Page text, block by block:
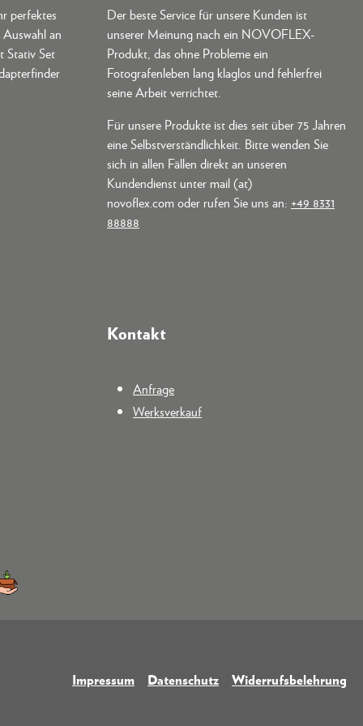
perfektes
an
Stativ Set
Der beste Service für unsere Kunden ist
unserer Meinung nach ein NOVOFLEX-
Produkt, das ohne Probleme ein
Fotografenleben lang klaglos und fehlerfrei
seine Arbeit verrichtet.
Für unsere Produkte ist dies seit über 75 Jahren
eine Selbstverständlichkeit. Bitte wenden Sie
sich in allen Fällen direkt an unseren
Kundendienst unter mail (at)
novoflex.com oder rufen Sie uns an: +49 8331
88888
Kontakt
Anfrage
Werksverkauf
Impressum Datenschutz Widerrufsbelehrung